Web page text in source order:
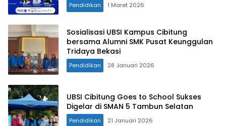
Pendidikan 1 Maret 2026
Sosialisasi UBSI Kampus Cibitung
bersama Alumni SMK Pusat Keunggulan
Tridaya Bekasi
Pendidikan 28 Januari 2026
UBSI Cibitung Goes to School Sukses
Digelar di SMAN 5 Tambun Selatan
Pendidikan 21 Januari 2026